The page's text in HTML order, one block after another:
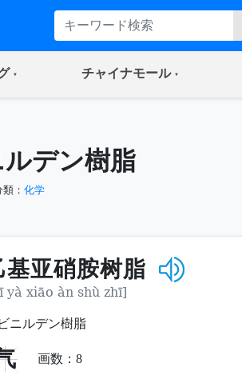
(current) チャイナモール(current)
デン樹脂
類： 化学
亚硝胺树脂
xiāo àn shù zhī]
ニルデン樹脂
画数： 8